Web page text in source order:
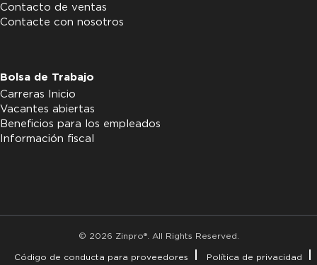
Contacto de ventas
Contacte con nosotros
Bolsa de Trabajo
Carreras Inicio
Vacantes abiertas
Beneficios para los empleados
Información fiscal
© 2026 Zinpro®. All Rights Reserved.
Código de conducta para proveedores
Política de privacidad